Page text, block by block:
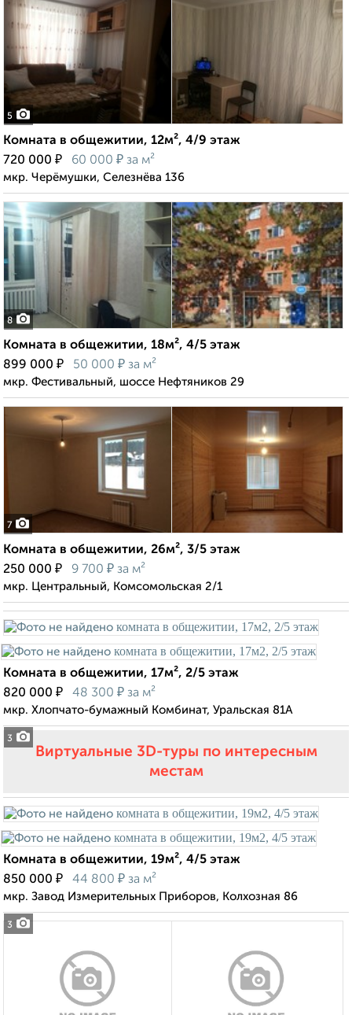
5
Комната в общежитии, 12м², 4/9 этаж
720 000 ₽ 60 000 ₽ за м²
мкр. Черёмушки, Селезнёва 136
8
Комната в общежитии, 18м², 4/5 этаж
899 000 ₽ 50 000 ₽ за м²
мкр. Фестивальный, шоссе Нефтяников 29
7
Комната в общежитии, 26м², 3/5 этаж
250 000 ₽ 9 700 ₽ за м²
мкр. Центральный, Комсомольская 2/1
3
Комната в общежитии, 17м², 2/5 этаж
820 000 ₽ 48 300 ₽ за м²
мкр. Хлопчато-бумажный Комбинат, Уральская 81А
Виртуальные 3D-туры по интересным
местам
3
Комната в общежитии, 19м², 4/5 этаж
850 000 ₽ 44 800 ₽ за м²
мкр. Завод Измерительных Приборов, Колхозная 86